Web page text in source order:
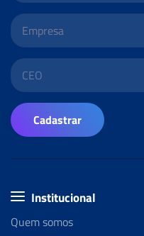
Cadastrar
Institucional
Quem somos